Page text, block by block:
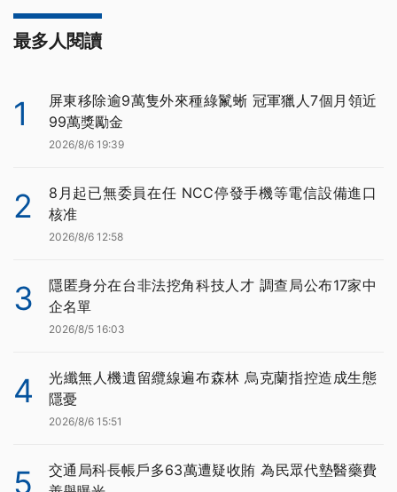
最多人閱讀
1
屏東移除逾9萬隻外來種綠鬣蜥 冠軍獵人7個月領近
99萬獎勵金
2026/8/6 19:39
2
8月起已無委員在任 NCC停發手機等電信設備進口
核准
2026/8/6 12:58
3
隱匿身分在台非法挖角科技人才 調查局公布17家中
企名單
2026/8/5 16:03
4
光纖無人機遺留纜線遍布森林 烏克蘭指控造成生態
隱憂
2026/8/6 15:51
5
交通局科長帳戶多63萬遭疑收賄 為民眾代墊醫藥費